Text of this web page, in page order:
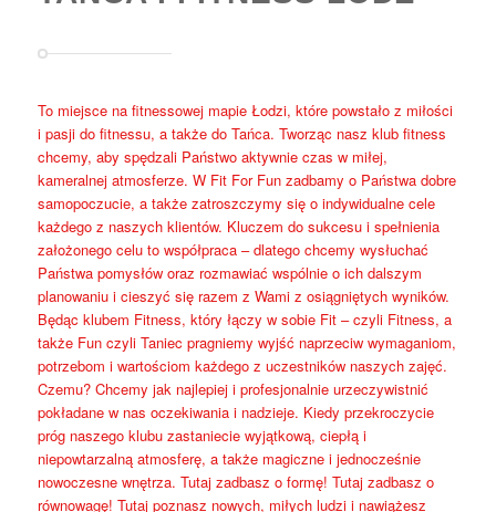
To miejsce na fitnessowej mapie Łodzi, które powstało z miłości
i pasji do fitnessu, a także do Tańca. Tworząc nasz klub fitness
chcemy, aby spędzali Państwo aktywnie czas w miłej,
kameralnej atmosferze. W Fit For Fun zadbamy o Państwa dobre
samopoczucie, a także zatroszczymy się o indywidualne cele
każdego z naszych klientów. Kluczem do sukcesu i spełnienia
założonego celu to współpraca – dlatego chcemy wysłuchać
Państwa pomysłów oraz rozmawiać wspólnie o ich dalszym
planowaniu i cieszyć się razem z Wami z osiągniętych wyników.
Będąc klubem Fitness, który łączy w sobie Fit – czyli Fitness, a
także Fun czyli Taniec pragniemy wyjść naprzeciw wymaganiom,
potrzebom i wartościom każdego z uczestników naszych zajęć.
Czemu? Chcemy jak najlepiej i profesjonalnie urzeczywistnić
pokładane w nas oczekiwania i nadzieje. Kiedy przekroczycie
próg naszego klubu zastaniecie wyjątkową, ciepłą i
niepowtarzalną atmosferę, a także magiczne i jednocześnie
nowoczesne wnętrza. Tutaj zadbasz o formę! Tutaj zadbasz o
równowagę! Tutaj poznasz nowych, miłych ludzi i nawiążesz